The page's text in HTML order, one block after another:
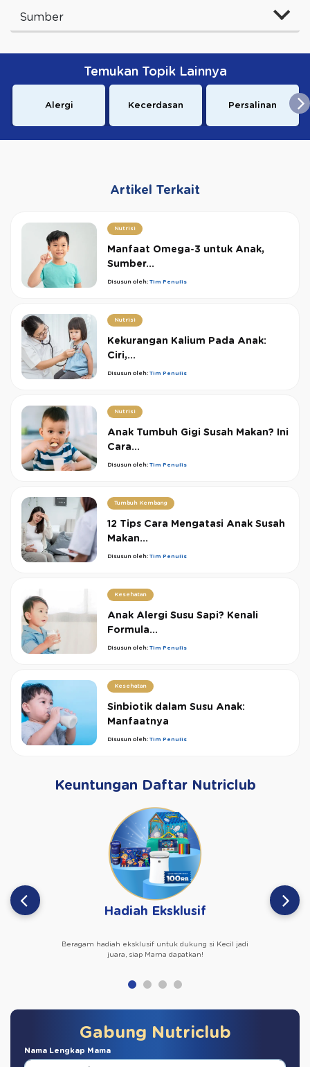
Sumber
Temukan Topik Lainnya
Alergi Kecerdasan Persalinan
Artikel Terkait
Nutrisi
Manfaat Omega-3 untuk Anak,
Sumber...
Disusun oleh: Tim Penulis
Nutrisi
Kekurangan Kalium Pada Anak:
Ciri,...
Disusun oleh: Tim Penulis
Nutrisi
Anak Tumbuh Gigi Susah Makan? Ini
Cara...
Disusun oleh: Tim Penulis
Tumbuh Kembang
12 Tips Cara Mengatasi Anak Susah
Makan...
Disusun oleh: Tim Penulis
Kesehatan
Anak Alergi Susu Sapi? Kenali
Formula...
Disusun oleh: Tim Penulis
Kesehatan
Sinbiotik dalam Susu Anak:
Manfaatnya
Disusun oleh: Tim Penulis
Keuntungan Daftar Nutriclub
Hadiah Eksklusif
Beragam hadiah eksklusif untuk dukung si Kecil jadi
juara, siap Mama dapatkan!
Gabung Nutriclub
Nama Lengkap Mama